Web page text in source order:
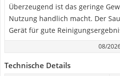
Überzeugend ist das geringe
Nutzung handlich macht. Der
Gerät für gute
08/
Technische Details